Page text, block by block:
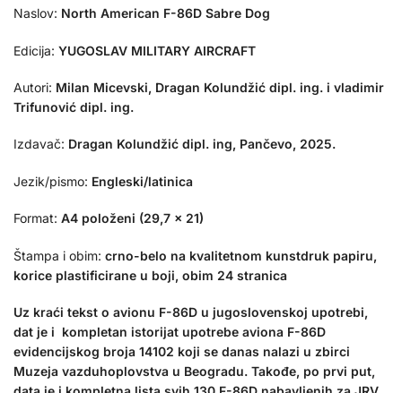
Naslov: North American F-86D Sabre Dog
Edicija: YUGOSLAV MILITARY AIRCRAFT
Autori: Milan Micevski, Dragan Kolundžić dipl. ing. i vladimir
Trifunović dipl. ing.
Izdavač: Dragan Kolundžić dipl. ing, Pančevo, 2025.
Jezik/pismo: Engleski/latinica
Format: A4 položeni (29,7 x 21)
Štampa i obim: crno-belo na kvalitetnom kunstdruk papiru,
korice plastificirane u boji, obim 24 stranica
Uz kraći tekst o avionu F-86D u jugoslovenskoj upotrebi,
dat je i kompletan istorijat upotrebe aviona F-86D
evidencijskog broja 14102 koji se danas nalazi u zbirci
Muzeja vazduhoplovstva u Beogradu. Takođe, po prvi put,